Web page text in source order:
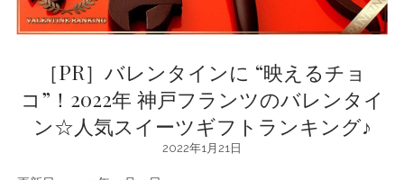
［PR］バレンタインに “映えるチョ
コ”！2022年 神戸フランツのバレンタイ
ン☆人気スイーツギフトランキング♪
2022年1月21日